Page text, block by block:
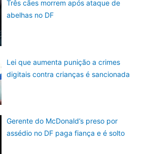
Três cães morrem após ataque de
abelhas no DF
Lei que aumenta punição a crimes
digitais contra crianças é sancionada
Gerente do McDonald’s preso por
assédio no DF paga fiança e é solto